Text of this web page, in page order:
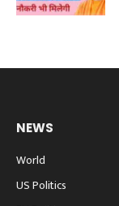
NEWS
World
US Politics